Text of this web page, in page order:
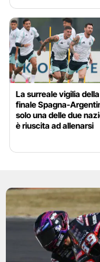
La surreale vigilia della
finale Spagna-
solo una delle due
è riuscita ad allenarsi